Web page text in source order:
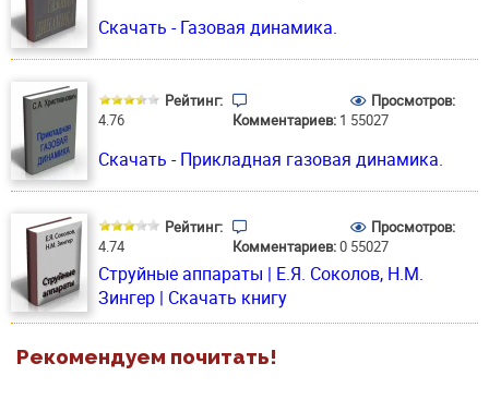
Скачать - Газовая динамика.
Рейтинг:
4.76
Комментариев: 1
Просмотров:
55027
Скачать - Прикладная газовая динамика.
Рейтинг:
4.74
Комментариев:0
Просмотров:
55027
Струйные аппараты | Е.Я. Соколов, Н.М.
Зингер | Скачать книгу
Рекомендуем почитать!